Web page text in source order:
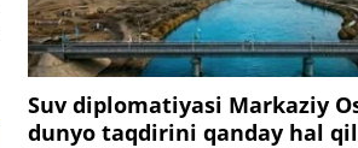
Suv diplomatiyasi Markaziy
dunyo taqdirini qanday hal